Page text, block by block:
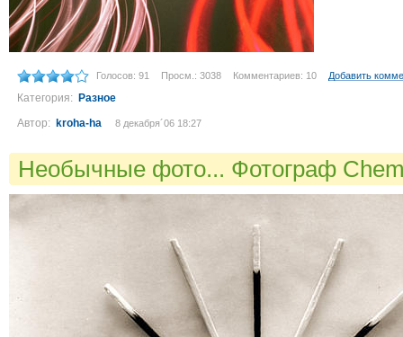
Голосов: 91 Просм.: 3038 Комментариев: 10 Добавить
Категория: Разное
Автор: kroha-ha 8 декабря´06 18:27
Необычные фото... Фотограф